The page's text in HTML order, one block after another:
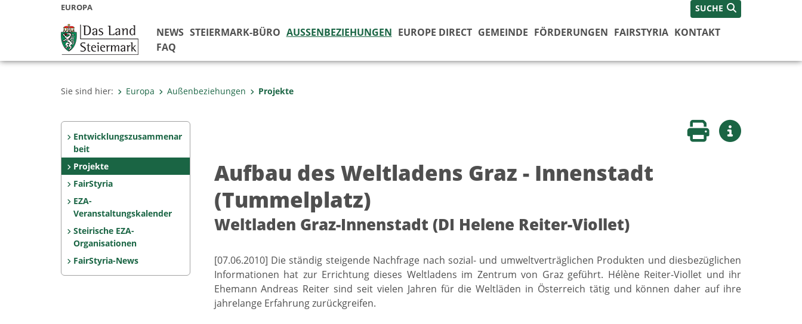
EUROPA SUCHE
NEWS STEIERMARK-BÜRO AUSSENBEZIEHUNGEN EUROPE DIRECT GEMEINDE FÖRDERUNGEN FAIRSTYRIA KONTAKT
FAQ
Sie sind hier: Europa Außenbeziehungen Projekte
Entwicklungszusammenar
beit
Projekte
FairStyria
EZA-
Veranstaltungskalender
Steirische EZA-
Organisationen
FairStyria-News
Seite druckenWeitere Infos
Aufbau des Weltladens Graz - Innenstadt
(Tummelplatz)
Weltladen Graz-Innenstadt (DI Helene Reiter-Viollet)
[07.06.2010] Die ständig steigende Nachfrage nach sozial- und umweltverträglichen Produkten und diesbezüglichen
Informationen hat zur Errichtung dieses Weltladens im Zentrum von Graz geführt. Hélène Reiter-Viollet und ihr
Ehemann Andreas Reiter sind seit vielen Jahren für die Weltläden in Österreich tätig und können daher auf ihre
jahrelange Erfahrung zurückgreifen.